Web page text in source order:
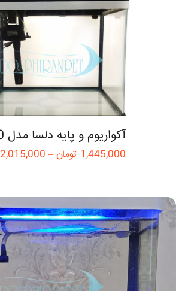
آکواریوم و پایه دلسا مدل k390
1,445,000 تومان –
2,015,000